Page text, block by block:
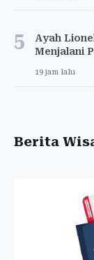
5
Ayah
Menjalani
19 jam lalu
Berita